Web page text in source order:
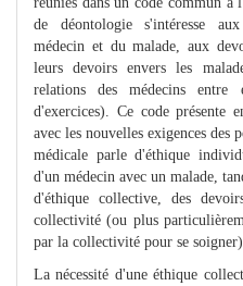
de déontologie s'intéresse
médecin et du malade, aux
leurs devoirs envers les
relations des médecins
d'exercices). Ce code présente
avec les nouvelles exigences des
médicale parle d'éthique
d'un médecin avec un malade,
d'éthique collective, des
collectivité (ou plus
par la collectivité pour se soigner).
La nécessité d'une éthique